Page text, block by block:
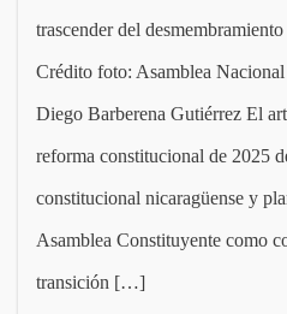
trascender del
Crédito foto: Asamblea
Diego Barberena Gutiérrez El
reforma constitucional de 2025
constitucional nicaragüense y
Asamblea Constituyente como
transición […]